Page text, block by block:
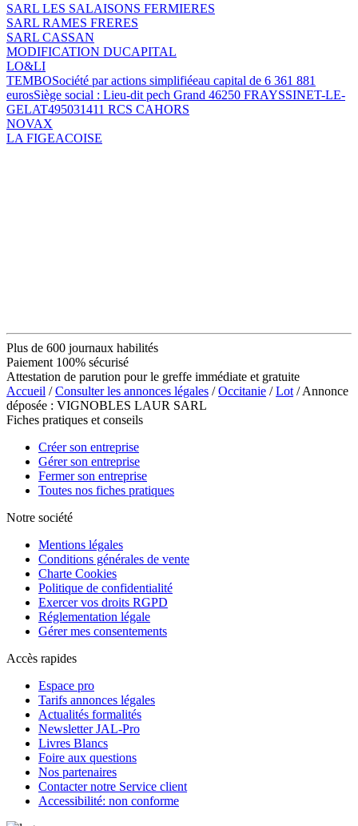
SARL LES SALAISONS FERMIERES
SARL RAMES FRERES
SARL CASSAN
MODIFICATION DUCAPITAL
LO&LI
TEMBOSociété par actions simplifiéeau capital de 6 361 881
eurosSiège social : Lieu-dit pech Grand 46250 FRAYSSINET-LE-
GELAT495031411 RCS CAHORS
NOVAX
LA FIGEACOISE
Plus de 600 journaux habilités
Paiement 100% sécurisé
Attestation de parution pour le greffe immédiate et gratuite
Accueil /Consulter les annonces légales /Occitanie /Lot / Annonce
déposée : VIGNOBLES LAUR SARL
Fiches pratiques et conseils
Créer son entreprise
Gérer son entreprise
Fermer son entreprise
Toutes nos fiches pratiques
Notre société
Mentions légales
Conditions générales de vente
Charte Cookies
Politique de confidentialité
Exercer vos droits RGPD
Réglementation légale
Gérer mes consentements
Accès rapides
Espace pro
Tarifs annonces légales
Actualités formalités
Newsletter JAL-Pro
Livres Blancs
Foire aux questions
Nos partenaires
Contacter notre Service client
Accessibilité: non conforme